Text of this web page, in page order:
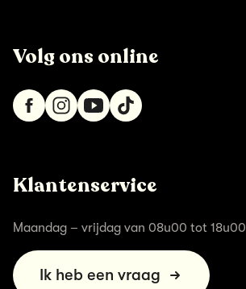
Volg ons online
Klantenservice
Maandag – vrijdag van 08u00 tot 18u00
Ik heb een vraag